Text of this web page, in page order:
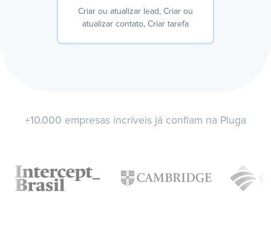
Criar ou atualizar lead, Criar ou
atualizar contato, Criar tarefa
+10.000 empresas incríveis já confiam na Pluga